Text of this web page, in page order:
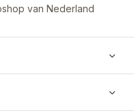
van Nederland